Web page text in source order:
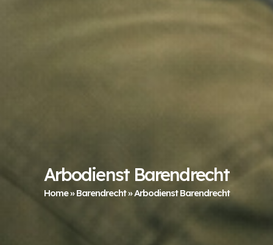
Arbodienst Barendrecht
Home»Barendrecht»Arbodienst Barendrecht